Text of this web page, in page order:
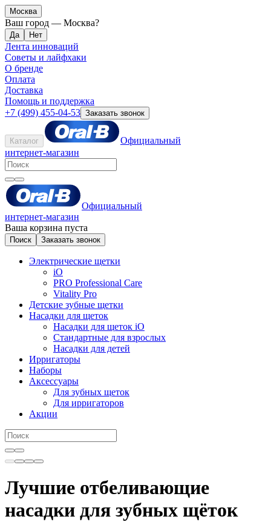
Москва
Ваш город — Москва?
Лента инноваций
Советы и лайфхаки
О бренде
Оплата
Доставка
Помощь и поддержка
+7 (499) 455-04-53 Заказать звонок
Каталог
Официальный
интернет-магазин
Официальный
интернет-магазин
Ваша корзина пуста
Поиск Заказать звонок
Электрические щетки
iO
PRO Professional Care
Vitality Pro
Детские зубные щетки
Насадки для щеток
Насадки для щеток iO
Стандартные для взрослых
Насадки для детей
Ирригаторы
Наборы
Аксессуары
Для зубных щеток
Для ирригаторов
Акции
Лучшие отбеливающие
насадки для зубных щёток